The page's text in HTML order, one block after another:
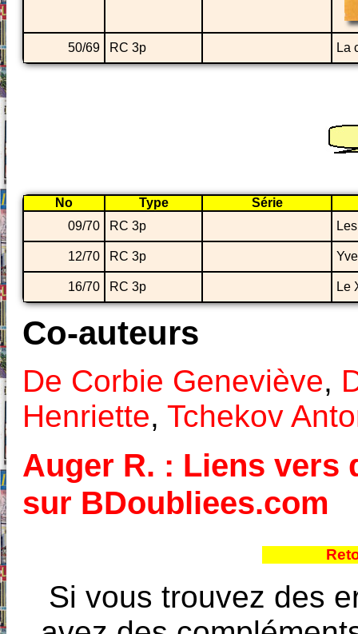
50/69 RC 3p La
No Type
Série
09/70
RC 3p
12/70 RC 3p
16/70 RC 3p Le
Co-auteurs
De Corbie Geneviève,
Henriette, Tchekov
Auger R. : Liens vers
sur BDoubliees.com
Si vous trouvez des